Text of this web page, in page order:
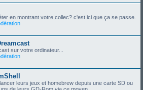
en montrant votre collec? c'est ici que ça se passe.
sur votre ordinateur...
leurs jeux et homebrew depuis une carte SD ou